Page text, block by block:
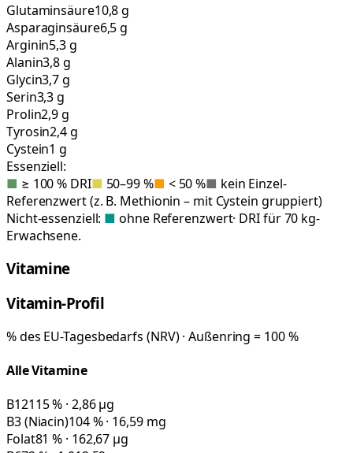
Glutaminsäure10,8 g
Asparaginsäure6,5 g
Arginin5,3 g
Alanin3,8 g
Glycin3,7 g
Serin3,3 g
Prolin2,9 g
Tyrosin2,4 g
Cystein1 g
Essenziell:
■ ≥ 100 % DRI■ 50–99 %■ < 50 %■ kein Einzel-
Referenzwert (z. B. Methionin – mit Cystein gruppiert)
Nicht-essenziell: ■ ohne Referenzwert· DRI für 70 kg-
Erwachsene.
Vitamine
Vitamin-Profil
% des EU-Tagesbedarfs (NRV) · Außenring = 100 %
Alle Vitamine
B12115 % · 2,86 µg
B3 (Niacin)104 % · 16,59 mg
Folat81 % · 162,67 µg